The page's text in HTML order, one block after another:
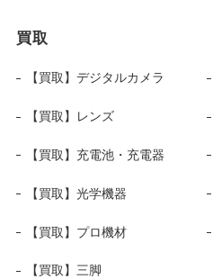
買取
【買取】デジタルカメラ
【買取】レンズ
【買取】充電池・充電器
【買取】光学機器
【買取】プロ機材
【買取】三脚